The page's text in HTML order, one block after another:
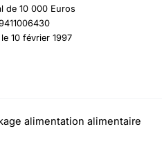
de 10 000 Euros
10 février 1997
alimentation alimentaire